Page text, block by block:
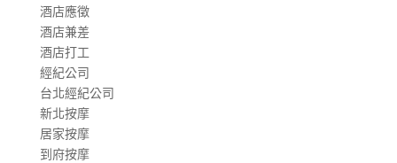
酒店應徵
酒店兼差
酒店打工
經紀公司
台北經紀公司
新北按摩
居家按摩
到府按摩